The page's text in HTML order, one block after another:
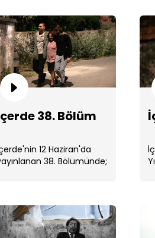
38. Bölüm
12 Haziran'da
38. Bölümünde;